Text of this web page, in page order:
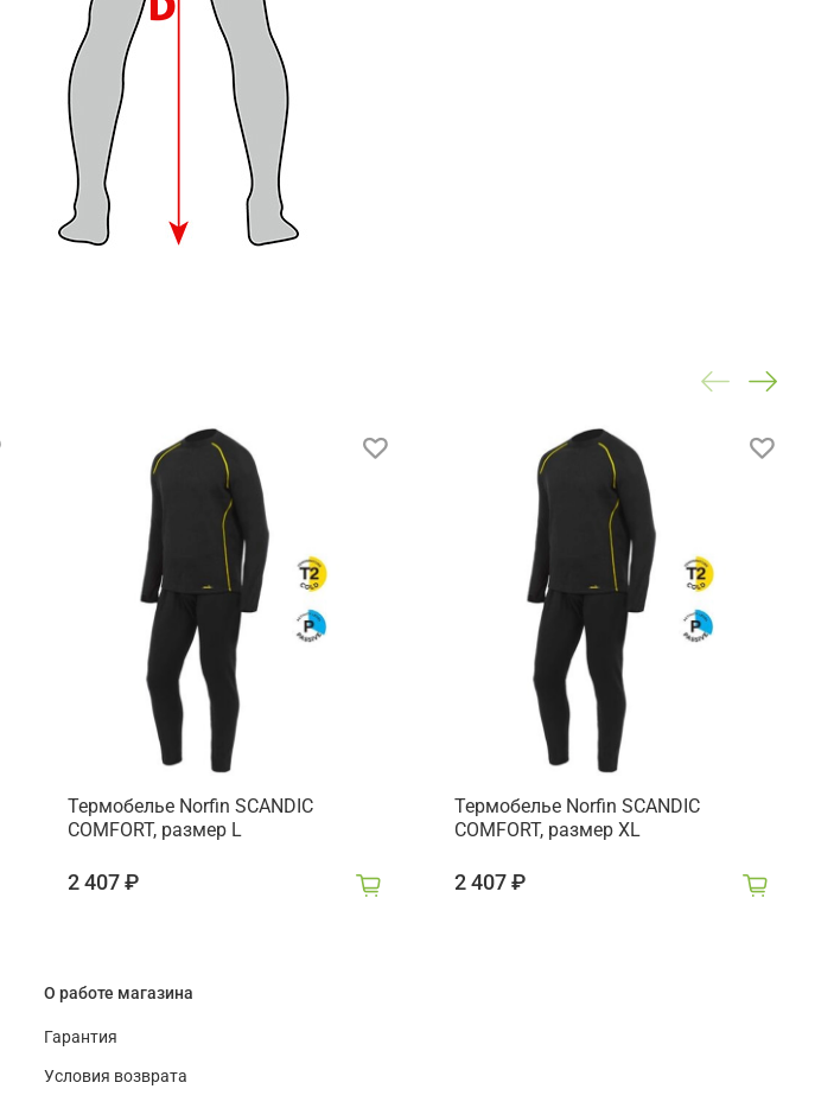
Термобелье Norfin SCANDIC
COMFORT, размер L
2 407 ₽
Термобелье Norfin SCANDIC
COMFORT, размер XL
2 407 ₽
О работе магазина
Гарантия
Условия возврата